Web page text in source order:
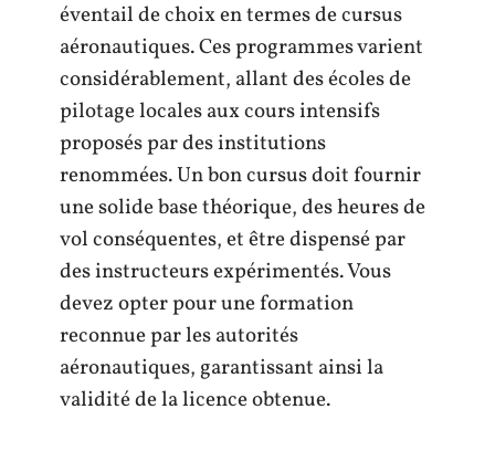
éventail de choix en termes de cursus
aéronautiques. Ces programmes varient
considérablement, allant des écoles de
pilotage locales aux cours intensifs
proposés par des institutions
renommées. Un bon cursus doit fournir
une solide base théorique, des heures de
vol conséquentes, et être dispensé par
des instructeurs expérimentés. Vous
devez opter pour une formation
reconnue par les autorités
aéronautiques, garantissant ainsi la
validité de la licence obtenue.